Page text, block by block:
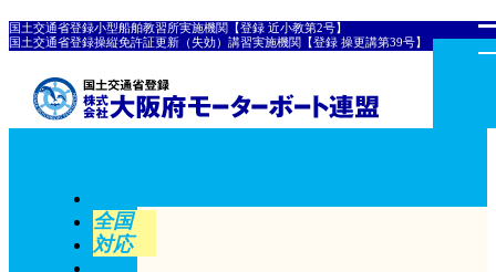
国土交通省登録小型船舶教習所実施機関【登録 近小教第2号】
国土交通省登録操縦免許証更新（失効）講習実施機関【登録 操更講第39号】
全国
対応